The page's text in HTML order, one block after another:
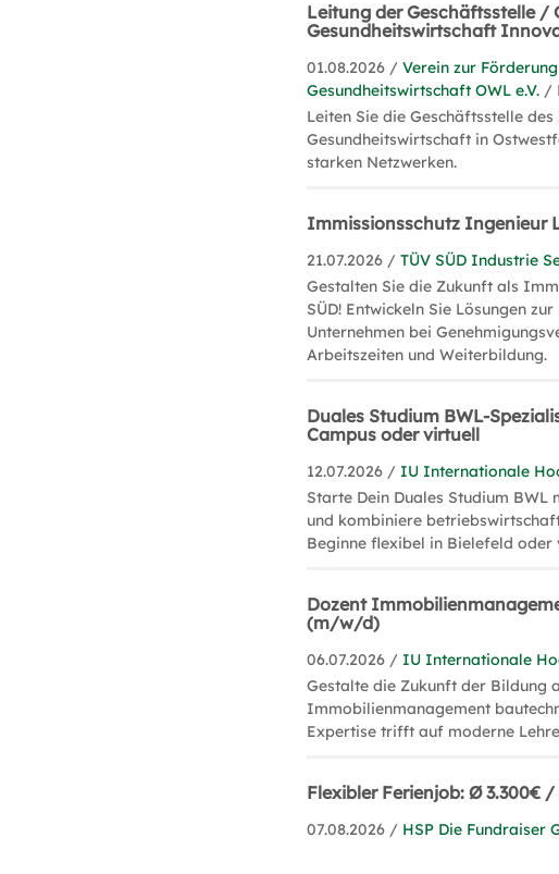
Leitung der Geschäftsstelle /
Gesundheitswirtschaft
01.08.2026 /Verein zur
Gesundheitswirtschaft OWL e.V. /
Leiten Sie die Geschäftsstelle
Gesundheitswirtschaft in
starken Netzwerken.
Immissionsschutz
21.07.2026 /TÜV SÜD Industrie
Gestalten Sie die Zukunft als
SÜD! Entwickeln Sie Lösungen
Unternehmen bei
Arbeitszeiten und Weiterbildung.
Duales Studium BWL-
Campus oder virtuell
12.07.2026 / IU Internationale
Starte Dein Duales Studium
und kombiniere
Beginne flexibel in Bielefeld oder
Dozent
(m/w/d)
06.07.2026 / IU Internationale
Gestalte die Zukunft der Bildung
Immobilienmanagement
Expertise trifft auf moderne
Flexibler Ferienjob: Ø 3.300€
07.08.2026 / HSP Die Fundraiser